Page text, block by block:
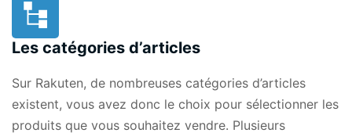
Les catégories d’articles
Sur Rakuten, de nombreuses catégories d’articles
existent, vous avez donc le choix pour sélectionner les
produits que vous souhaitez vendre. Plusieurs